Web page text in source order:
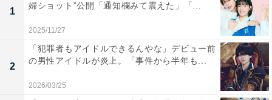
1
婦ショット”公開「通知欄みて震えた」「...
2025/11/27
2
「犯罪者もアイドルできるんやな」デビュー前
の男性アイドルが炎上。「事件から半年も...
2026/03/25